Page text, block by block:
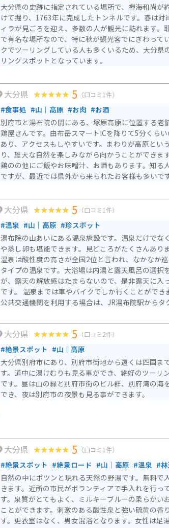
大分県の史跡に指定されている場所で、禅海和尚が
けて掘り、1763年に完成したトンネルです。春は対
ィラが見ごろを迎え、多数の人が観光に訪れます。
で有名な場所なので、特に秋が観光客でにぎわって
クでツーリングしている人も多くいるため、大分県
リングスポットとなっています。
大分県 5 （口コミ1件）
#食事処 #山｜高原 #お肉 #お酒
別府市と湯布院の間にある、塚原高原に位置する老
鶏屋さんです。由布岳スマートICを降りて5分くら
あり、アクセスもしやすいです。まわりが高原とい
り、雄大な自然を楽しみながら向かうことができま
鶏のの他にご飯やお味噌汁、お酒もあります。知る
ですが、最近では県外から来られたお客様も多いです
大分県 5 （口コミ1件）
#温泉 #山｜高原 #珍スポット
湯布院の山あいにある温泉施設です。温泉だけでな
や蒸し卵も堪能できます。見どころがたくさんあり
温泉は酸性度の高さが全国2位と言われ、なかなか
タイプの温泉です。大浴場は内湯と露天風呂の選択
が、露天の解放感はたまらないので、是非露天に入
です。 温泉までは車やバイクでしか行くことができませんが、
公共交通機関を利用する場合は、JR湯布院駅からタ
大分県 5 （口コミ2件）
#絶景スポット #山｜高原
大分県別府市にあり、別府市街地から遠くは四国ま
す。道中に湯けむりも見る事ができ、絶好のツーリ
です。昼は山の緑と別府市街のビル群、別府湾の海
でき、夜は別府市の夜景も見る事ができます。
大分県 5 （口コミ1件）
#絶景スポット #絶景ロード #山｜高原 #温泉 #
自然の中にポツンと現れる天然の野湯です。無料で
きます。近所の市民がボランティアで手入れを行っ
す。泉質がとてもよく、ミルキーブルーの柔らかい
ことができます。刺激のある酸性泉と強い硫黄の香
す。更衣室はなく、男女混浴となります。女性は足